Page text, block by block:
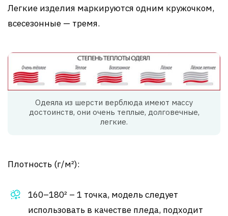
Легкие изделия маркируются одним кружочком,
всесезонные — тремя.
Одеяла из шерсти верблюда имеют массу
достоинств, они очень теплые, долговечные,
легкие.
Плотность (г/м²):
160–180² – 1 точка, модель следует
использовать в качестве пледа, подходит